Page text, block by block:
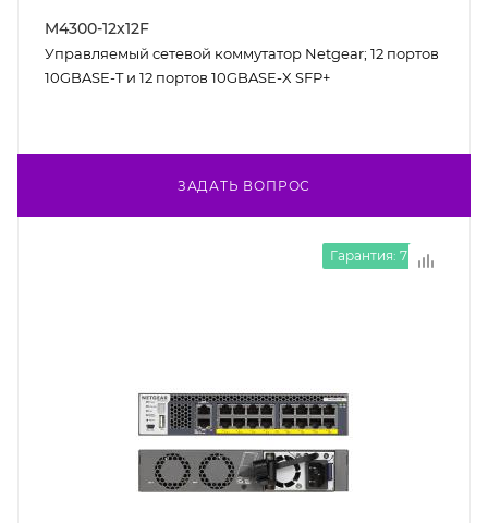
M4300-12x12F
Управляемый сетевой коммутатор Netgear; 12 портов
10GBASE-T и 12 портов 10GBASE-X SFP+
ЗАДАТЬ ВОПРОС
Гарантия: 7 лет